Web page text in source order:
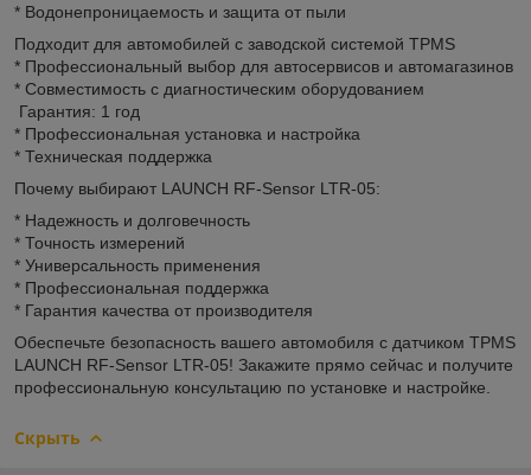
* Водонепроницаемость и защита от пыли
Подходит для автомобилей с заводской системой TPMS
* Профессиональный выбор для автосервисов и автомагазинов
* Совместимость с диагностическим оборудованием
Гарантия: 1 год
* Профессиональная установка и настройка
* Техническая поддержка
Почему выбирают LAUNCH RF-Sensor LTR-05:
* Надежность и долговечность
* Точность измерений
* Универсальность применения
* Профессиональная поддержка
* Гарантия качества от производителя
Обеспечьте безопасность вашего автомобиля с датчиком TPMS
LAUNCH RF-Sensor LTR-05! Закажите прямо сейчас и получите
профессиональную консультацию по установке и настройке.
Скрыть